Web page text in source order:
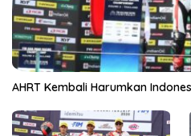
AHRT Kembali Harumkan